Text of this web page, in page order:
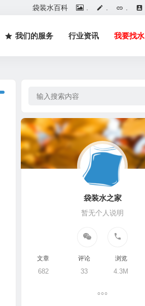
袋装水百科
我们的服务 行业资讯 我要找水
袋装水之家
暂无个人说明
文章
682
评论
33
浏览
4.3M